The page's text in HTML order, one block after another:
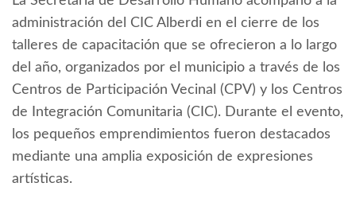
administración del CIC Alberdi en el cierre de los
talleres de capacitación que se ofrecieron a lo largo
del año, organizados por el municipio a través de los
Centros de Participación Vecinal (CPV) y los Centros
de Integración Comunitaria (CIC). Durante el evento,
los pequeños emprendimientos fueron destacados
mediante una amplia exposición de expresiones
artísticas.